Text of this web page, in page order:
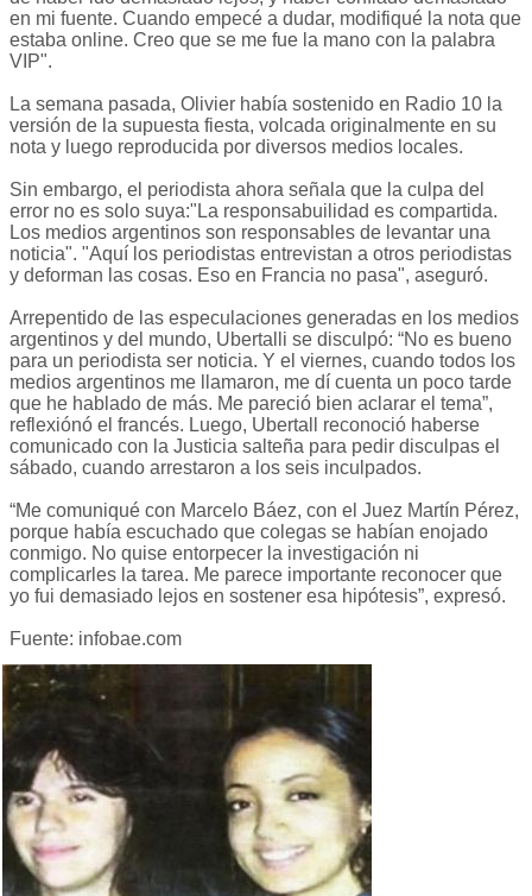
en mi fuente. Cuando empecé a dudar, modifiqué la nota que
estaba online. Creo que se me fue la mano con la palabra
VIP".
La semana pasada, Olivier había sostenido en Radio 10 la
versión de la supuesta fiesta, volcada originalmente en su
nota y luego reproducida por diversos medios locales.
Sin embargo, el periodista ahora señala que la culpa del
error no es solo suya:"La responsabuilidad es compartida.
Los medios argentinos son responsables de levantar una
noticia". "Aquí los periodistas entrevistan a otros periodistas
y deforman las cosas. Eso en Francia no pasa", aseguró.
Arrepentido de las especulaciones generadas en los medios
argentinos y del mundo, Ubertalli se disculpó: “No es bueno
para un periodista ser noticia. Y el viernes, cuando todos los
medios argentinos me llamaron, me dí cuenta un poco tarde
que he hablado de más. Me pareció bien aclarar el tema”,
reflexiónó el francés. Luego, Ubertall reconoció haberse
comunicado con la Justicia salteña para pedir disculpas el
sábado, cuando arrestaron a los seis inculpados.
“Me comuniqué con Marcelo Báez, con el Juez Martín Pérez,
porque había escuchado que colegas se habían enojado
conmigo. No quise entorpecer la investigación ni
complicarles la tarea. Me parece importante reconocer que
yo fui demasiado lejos en sostener esa hipótesis”, expresó.
Fuente: infobae.com